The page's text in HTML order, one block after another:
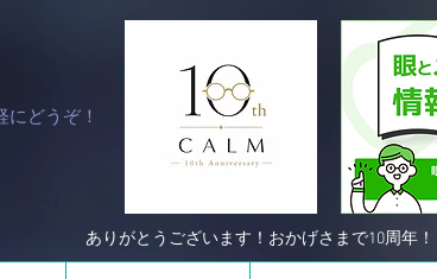
どうぞ！
​ありがとうございます！おかげさまで10周年！